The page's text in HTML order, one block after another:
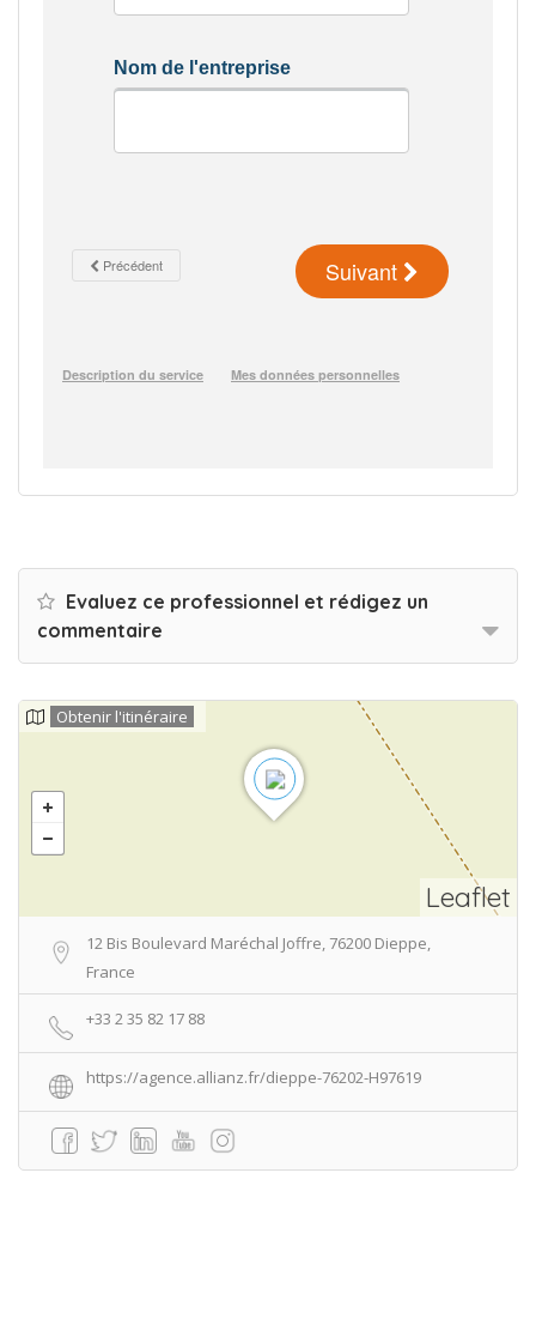
Evaluez ce professionnel et rédigez un
commentaire
Leaflet
Obtenir l'itinéraire
12 Bis Boulevard Maréchal Joffre, 76200 Dieppe,
France
+33 2 35 82 17 88
https://agence.allianz.fr/dieppe-76202-H97619